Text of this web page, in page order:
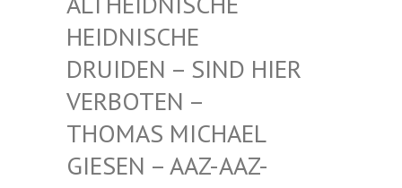
EIDNISCHE D
RUIDEN – SIND HIER V
ERBOTEN – T
HOMAS MICHAEL G
IESEN – AAZ-AAZ-A